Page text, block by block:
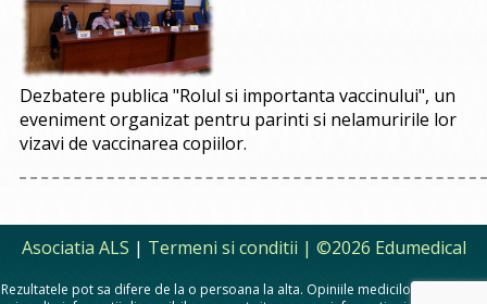
Dezbatere publica "Rolul si importanta vaccinului", un
eveniment organizat pentru parinti si nelamuririle lor
vizavi de vaccinarea copiilor.
Asociatia ALS | Termeni si conditii | ©2026 Edumedical
Rezultatele pot sa difere de la o persoana la alta. Opiniile medicilor, sfaturile si